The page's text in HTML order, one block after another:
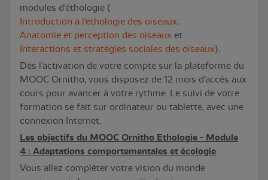
modules d'éthologie (
Introduction à l'éthologie des oiseaux,
Anatomie et perception des oiseaux et
Interactions et stratégies sociales des oiseaux).
Dès l'activation de votre compte sur la plateforme du
MOOC Ornitho, vous disposez de 12 mois d’accès aux
cours pour avancer à votre rythme. Le suivi de votre
formation se fait sur ordinateur ou tablette, avec une
connexion Internet.
Les objectifs du MOOC Ornitho Ethologie - Module
4 : Adaptations comportementales et écologie
Vous allez compléter votre vision du monde